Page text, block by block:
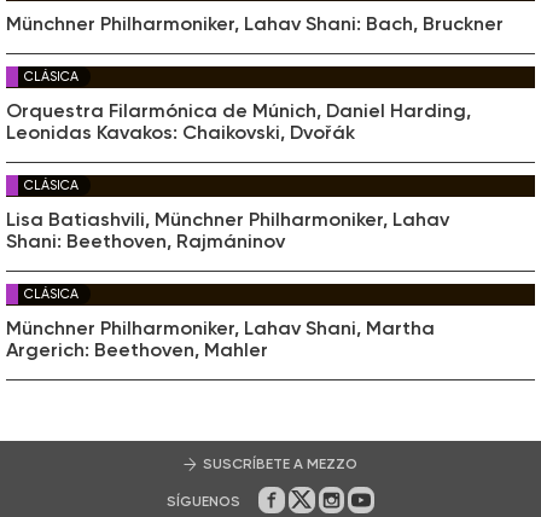
Münchner Philharmoniker, Lahav Shani: Bach, Bruckner
CLÁSICA
Orquestra Filarmónica de Múnich, Daniel Harding,
Leonidas Kavakos: Chaikovski, Dvořák
CLÁSICA
Lisa Batiashvili, Münchner Philharmoniker, Lahav
Shani: Beethoven, Rajmáninov
CLÁSICA
Münchner Philharmoniker, Lahav Shani, Martha
Argerich: Beethoven, Mahler
SUSCRÍBETE A MEZZO
SÍGUENOS En Facebook
En Twitter
En Instagram
En Youtube